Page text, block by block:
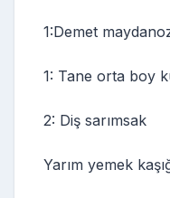
1:Demet
1: Tane orta boy
2: Diş sarımsak
Yarım yemek